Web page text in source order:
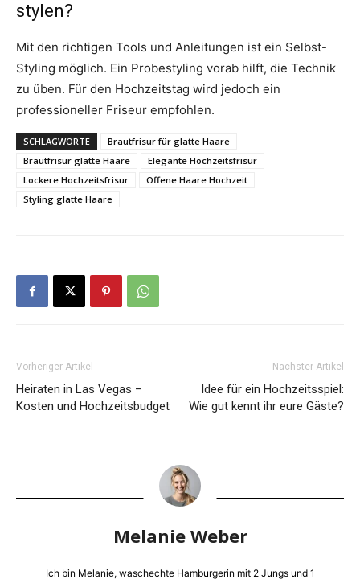
stylen?
Mit den richtigen Tools und Anleitungen ist ein Selbst-
Styling möglich. Ein Probestyling vorab hilft, die Technik
zu üben. Für den Hochzeitstag wird jedoch ein
professioneller Friseur empfohlen.
SCHLAGWORTE
Brautfrisur für glatte Haare
Brautfrisur glatte Haare
Elegante Hochzeitsfrisur
Lockere Hochzeitsfrisur
Offene Haare Hochzeit
Styling glatte Haare
Vorheriger Artikel
Heiraten in Las Vegas –
Kosten und Hochzeitsbudget
Nächster Artikel
Idee für ein Hochzeitsspiel:
Wie gut kennt ihr eure Gäste?
Melanie Weber
Ich bin Melanie, waschechte Hamburgerin mit 2 Jungs und 1